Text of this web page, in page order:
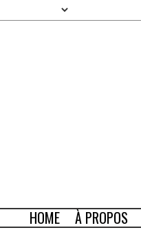
HOME À PROPOS